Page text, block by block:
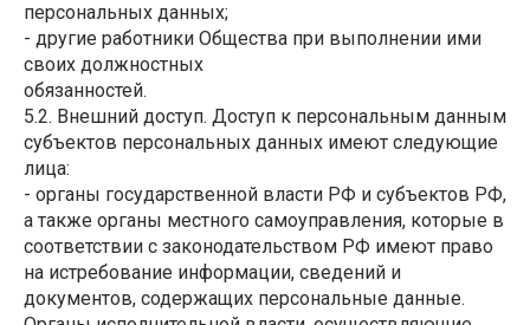
персональных данных;
- другие работники Общества при выполнении ими
своих должностных
обязанностей.
5.2. Внешний доступ. Доступ к персональным данным
субъектов персональных данных имеют следующие
лица:
- органы государственной власти РФ и субъектов РФ,
а также органы местного самоуправления, которые в
соответствии с законодательством РФ имеют право
на истребование информации, сведений и
документов, содержащих персональные данные.